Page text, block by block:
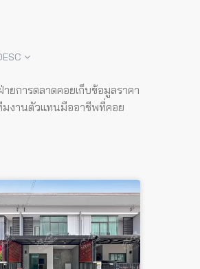
ยการตลาดคอยเก็บข้อมูลราคา
มงานตัวแทนมืออาชีพที่คอย